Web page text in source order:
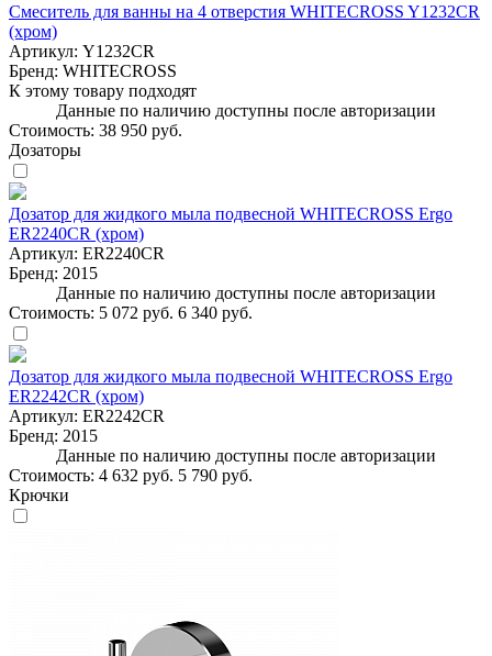
Смеситель для ванны на 4 отверстия WHITECROSS Y1232CR
(хром)
Артикул: Y1232CR
Бренд: WHITECROSS
К этому товару подходят
Данные по наличию доступны после авторизации
Стоимость: 38 950 руб.
Дозаторы
Дозатор для жидкого мыла подвесной WHITECROSS Ergo
ER2240CR (хром)
Артикул: ER2240CR
Бренд: 2015
Данные по наличию доступны после авторизации
Стоимость: 5 072 руб. 6 340 руб.
Дозатор для жидкого мыла подвесной WHITECROSS Ergo
ER2242CR (хром)
Артикул: ER2242CR
Бренд: 2015
Данные по наличию доступны после авторизации
Стоимость: 4 632 руб. 5 790 руб.
Крючки